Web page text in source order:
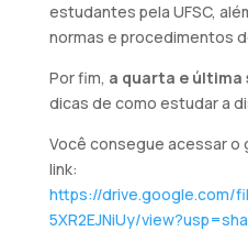
estudantes pela UFSC,
normas e procedimentos
Por fim, a quarta e última
dicas de como estudar a
Você consegue acessar o
link:
https://drive.google.com/
5XR2EJNiUy/